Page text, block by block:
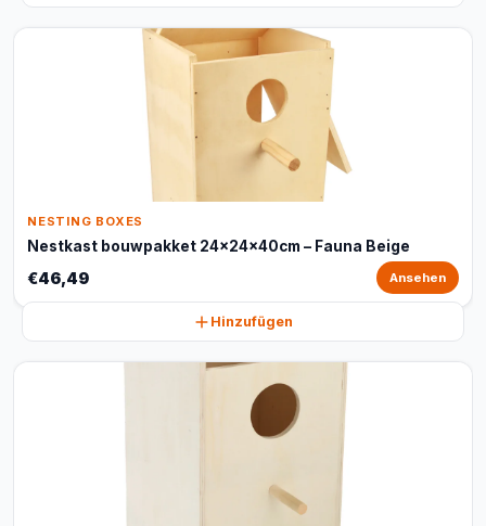
NESTING BOXES
Nestkast bouwpakket 24x24x40cm – Fauna Beige
€46,49 Ansehen
Hinzufügen